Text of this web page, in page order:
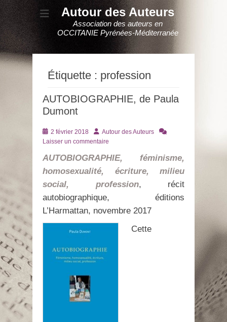
Autour des Auteurs
Association des auteurs en
OCCITANIE Pyrénées-Méditerranée
Étiquette : profession
AUTOBIOGRAPHIE, de Paula
Dumont
Posté
le
2 février 2018 AuteurAutour des Auteurs
Laisser un commentaire
AUTOBIOGRAPHIE, féminisme,
homosexualité, écriture, milieu
social, profession, récit
autobiographique, éditions
L’Harmattan, novembre 2017
Cette